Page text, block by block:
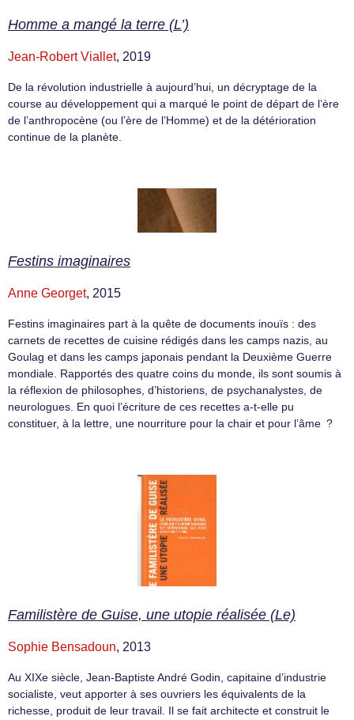
Homme a mangé la terre (L’)
Jean-Robert Viallet, 2019
De la révolution industrielle à aujourd’hui, un décryptage de la
course au développement qui a marqué le point de départ de l’ère
de l’anthropocène (ou l’ère de l’Homme) et de la détérioration
continue de la planète.
Festins imaginaires
Anne Georget, 2015
Festins imaginaires part à la quête de documents inouïs : des
carnets de recettes de cuisine rédigés dans les camps nazis, au
Goulag et dans les camps japonais pendant la Deuxième Guerre
mondiale. Rapportés des quatre coins du monde, ils sont soumis à
la réflexion de philosophes, d’historiens, de psychanalystes, de
neurologues. En quoi l’écriture de ces recettes a-t-elle pu
constituer, à la lettre, une nourriture pour la chair et pour l’âme ?
Familistère de Guise, une utopie réalisée (Le)
Sophie Bensadoun, 2013
Au XIXe siècle, Jean-Baptiste André Godin, capitaine d’industrie
socialiste, veut apporter à ses ouvriers les équivalents de la
richesse, produit de leur travail. Il se fait architecte et construit le